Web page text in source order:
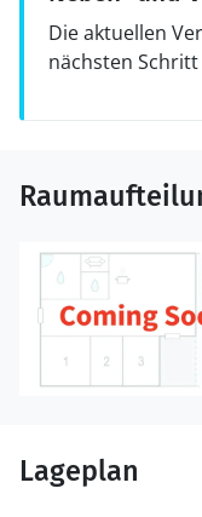
Die aktuellen
nächsten
Lageplan